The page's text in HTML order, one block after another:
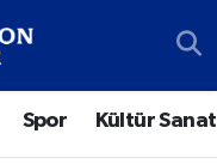
Spor Kültür Sanat